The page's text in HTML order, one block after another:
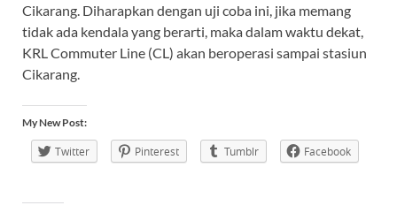
Cikarang. Diharapkan dengan uji coba ini, jika memang
tidak ada kendala yang berarti, maka dalam waktu dekat,
KRL Commuter Line (CL) akan beroperasi sampai stasiun
Cikarang.
My New Post:
Twitter Pinterest Tumblr Facebook